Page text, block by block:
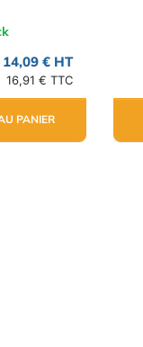
14,09 € HT
16,91 € TTC
PANIER